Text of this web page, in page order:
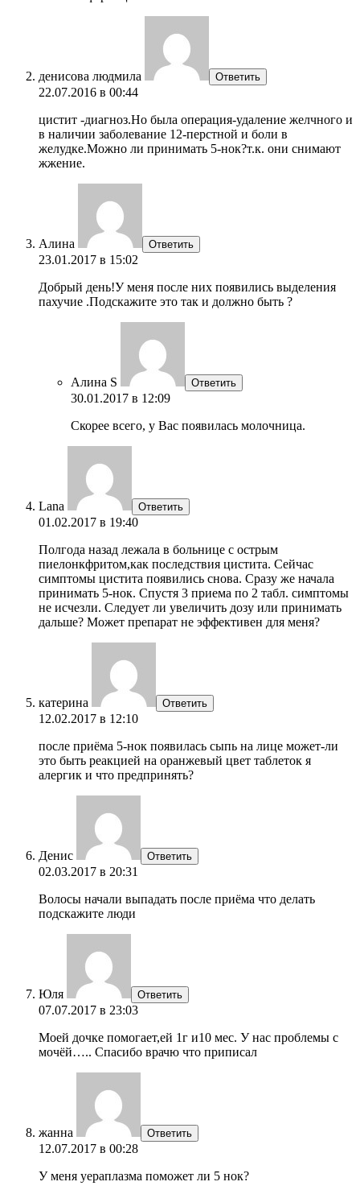
денисова людмила Ответить
22.07.2016 в 00:44
цистит -диагноз.Но была операция-удаление желчного и
в наличии заболевание 12-перстной и боли в
желудке.Можно ли принимать 5-нок?т.к. они снимают
жжение.
Алина Ответить
23.01.2017 в 15:02
Добрый день!У меня после них появились выделения
пахучие .Подскажите это так и должно быть ?
Алина S Ответить
30.01.2017 в 12:09
Скорее всего, у Вас появилась молочница.
Lana Ответить
01.02.2017 в 19:40
Полгода назад лежала в больнице с острым
пиелонкфритом,как последствия цистита. Сейчас
симптомы цистита появились снова. Сразу же начала
принимать 5-нок. Спустя 3 приема по 2 табл. симптомы
не исчезли. Следует ли увеличить дозу или принимать
дальше? Может препарат не эффективен для меня?
катерина Ответить
12.02.2017 в 12:10
после приёма 5-нок появилась сыпь на лице может-ли
это быть реакцией на оранжевый цвет таблеток я
алергик и что предпринять?
Денис Ответить
02.03.2017 в 20:31
Волосы начали выпадать после приёма что делать
подскажите люди
Юля Ответить
07.07.2017 в 23:03
Моей дочке помогает,ей 1г и10 мес. У нас проблемы с
мочёй….. Спасибо врачю что приписал
жанна Ответить
12.07.2017 в 00:28
У меня уераплазма поможет ли 5 нок?